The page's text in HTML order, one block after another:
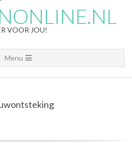
VOOR JOU!
Menu